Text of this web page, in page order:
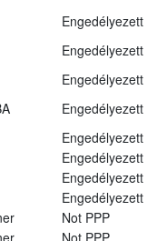
Engedélyezett
Engedélyezett
Engedélyezett
Engedélyezett
Engedélyezett
Engedélyezett
Engedélyezett
Engedélyezett
Not PPP